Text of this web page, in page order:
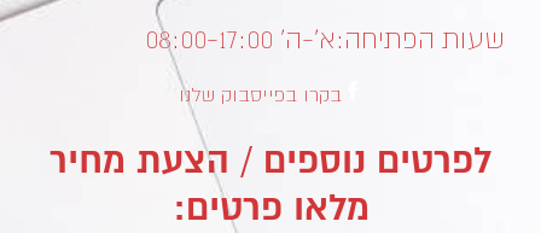
שעות הפתיחה:א’-ה’ 08:00-17:00
בקרו בפייסבוק שלנו
לפרטים נוספים / הצעת מחיר
מלאו פרטים: